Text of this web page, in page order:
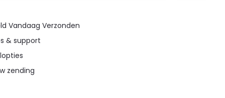
Vandaag Verzonden
& support
zending